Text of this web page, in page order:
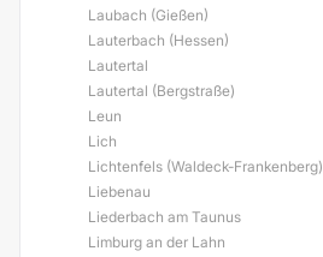
Laubach (Gießen)
Lauterbach (Hessen)
Lautertal
Lautertal (Bergstraße)
Leun
Lich
Lichtenfels (Waldeck-Frankenberg)
Liebenau
Liederbach am Taunus
Limburg an der Lahn